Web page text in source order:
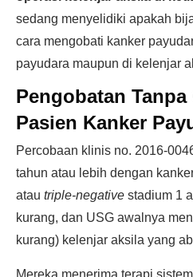
sedang menyelidiki apakah
cara mengobati kanker
payudara maupun di kelenjar
Pengobatan
Pasien Kanker
Percobaan klinis no. 2016-
tahun atau lebih dengan
atau triple-negative stadium 1
kurang, dan USG awalnya
kurang) kelenjar aksila yang
Mereka menerima terapi